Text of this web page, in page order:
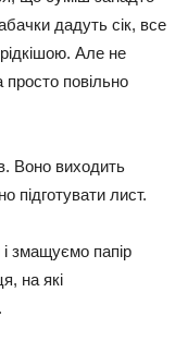
дадуть сік, все
Але не
повільно
Воно виходить
підготувати лист.
змащуємо папір
на які